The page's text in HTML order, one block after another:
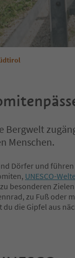
Bergwelt
Menschen.
Dörfer und
UNESCO-
zu besonderen
zu Fuß oder
die Gipfel aus